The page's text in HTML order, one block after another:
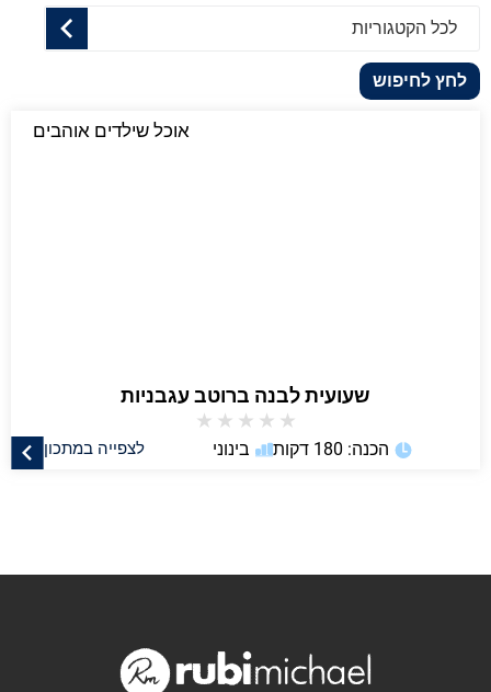
לכל הקטגוריות
לחץ לחיפוש
אוכל שילדים אוהבים
שעועית לבנה ברוטב עגבניות
★
★
★
★
★
לצפייה במתכון הכנה: 180 דקות בינוני